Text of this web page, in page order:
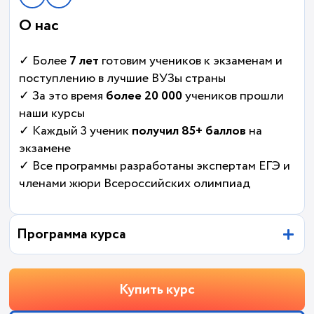
О нас
✓ Более7 лет готовим учеников к экзаменам и
поступлению в лучшие ВУЗы страны
✓ За это время более 20 000учеников прошли
наши курсы
✓ Каждый 3 ученикполучил 85+ баллов на
экзамене
✓ Все программы разработаны экспертам ЕГЭ и
членами жюри Всероссийских олимпиад
Программа курса
Купить курс